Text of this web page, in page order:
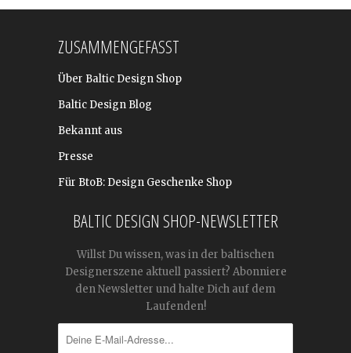
ZUSAMMENGEFASST
Über Baltic Design Shop
Baltic Design Blog
Bekannt aus
Presse
Für BtoB: Design Geschenke Shop
BALTIC DESIGN SHOP-NEWSLETTER
Willst Du wissen, was in der baltischen
Designerszene aktuell passiert? Abonniere
den Newsletter und halte Dich auf dem
Laufenden!